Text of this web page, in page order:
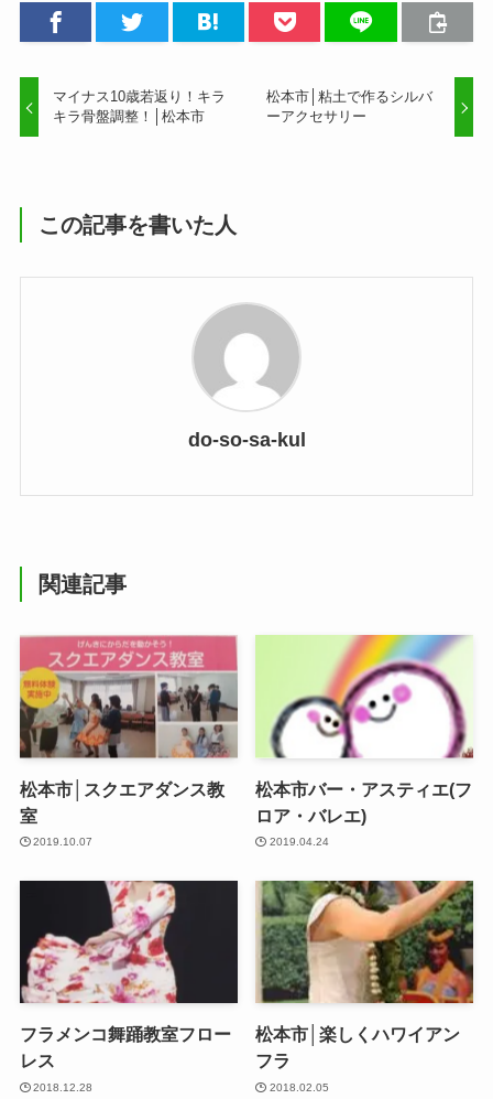
マイナス10歳若返り！キラ
キラ骨盤調整！│松本市
松本市│粘土で作るシルバ
ーアクセサリー
この記事を書いた人
do-so-sa-kul
関連記事
松本市│スクエアダンス教
室
2019.10.07
松本市バー・アスティエ(フ
ロア・バレエ)
2019.04.24
フラメンコ舞踊教室フロー
レス
2018.12.28
松本市│楽しくハワイアン
フラ
2018.02.05